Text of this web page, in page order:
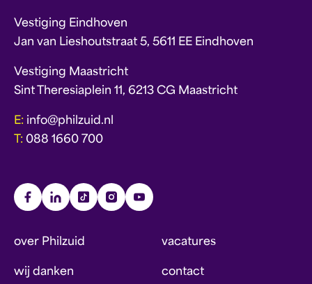
Vestiging Eindhoven
Jan van Lieshoutstraat 5, 5611 EE Eindhoven
Vestiging Maastricht
Sint Theresiaplein 11, 6213 CG Maastricht
E: info@philzuid.nl
T: 088 1660 700
over Philzuid vacatures
wij danken contact